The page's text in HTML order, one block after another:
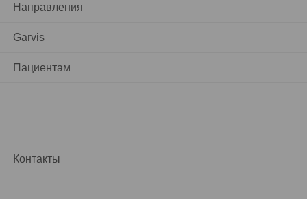
Направления
Garvis
Пациентам
Контакты